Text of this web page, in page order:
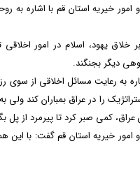
امور خیریه استان قم با اشاره
خلاق یهود، اسلام در امور
دیگر بجنگند.
به رعایت مسائل اخلاقی از
را در عراق بمباران کند
عراق، کمی صبر کرد تا پیرمرد از
امور خیریه استان قم گفت: با این